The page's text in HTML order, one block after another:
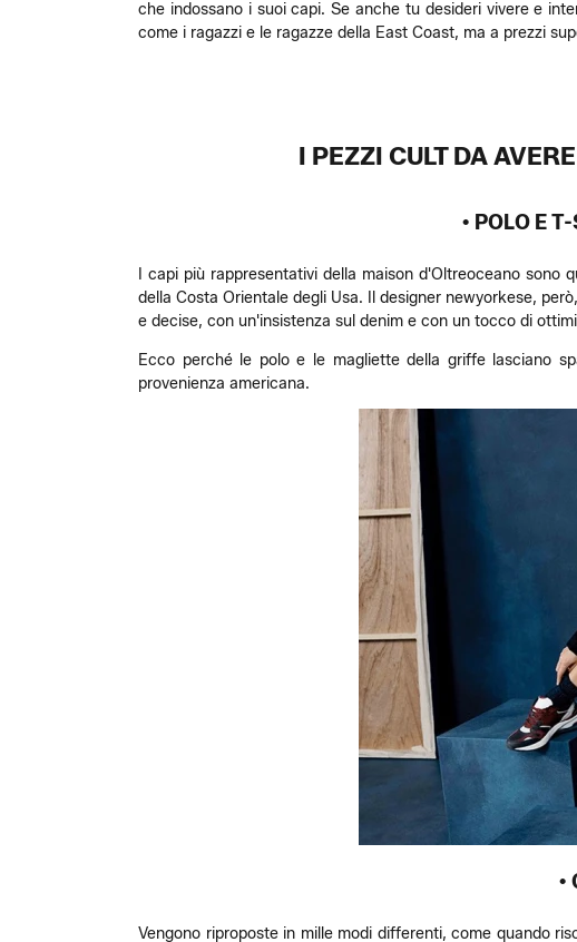
che indossano i suoi capi. Se anche tu desideri vivere e
come i ragazzi e le ragazze della East Coast, ma a prezzi
I PEZZI CULT DA
• POLO E
I capi più rappresentativi della maison d'Oltreoceano sono
della Costa Orientale degli Usa. Il designer newyorkese,
e decise, con un'insistenza sul denim e con un tocco di
Ecco perché le polo e le magliette della griffe lasciano
provenienza americana.
•
Vengono riproposte in mille modi differenti, come quando